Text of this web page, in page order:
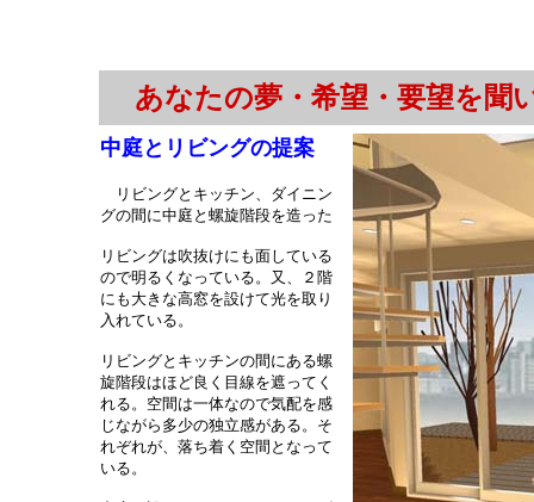
あなたの夢・希望・要望を聞
中庭とリビングの提案
リビングとキッチン、ダイニン
グの間に中庭と螺旋階段を造った
リビングは吹抜けにも面している
ので明るくなっている。又、２階
にも大きな高窓を設けて光を取り
入れている。
リビングとキッチンの間にある螺
旋階段はほど良く目線を遮ってく
れる。空間は一体なので気配を感
じながら多少の独立感がある。そ
れぞれが、落ち着く空間となって
いる。